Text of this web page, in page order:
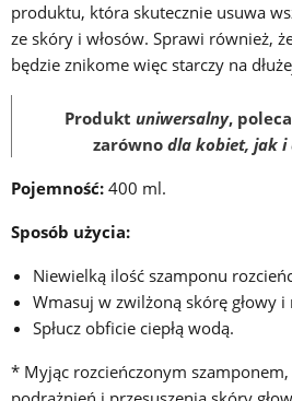
produktu, która skutecznie usuwa
ze skóry i włosów. Sprawi również,
będzie znikome więc starczy na
Produkt uniwersalny,
zarówno dla kobiet, jak i
Pojemność: 400 ml.
Sposób użycia:
Niewielką ilość szamponu
Wmasuj w zwilżoną skórę głowy i
Spłucz obficie ciepłą wodą.
* Myjąc rozcieńczonym